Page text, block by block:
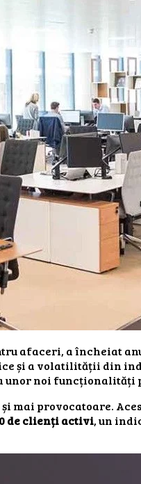
afaceri, a încheiat
și a volatilității din
unor noi
mai provocatoare.
de clienți activi, un